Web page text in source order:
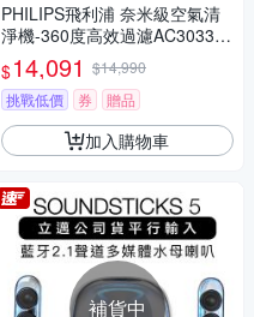
PHILIPS飛利浦 奈米級空氣清
淨機-360度高效過濾AC3033
適用22坪
$14,091 $14,990
挑戰低價
券 贈品
加入購物車
補貨中